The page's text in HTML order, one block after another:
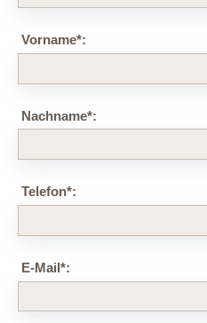
Vorname*:
Nachname*:
Telefon*:
E-Mail*: